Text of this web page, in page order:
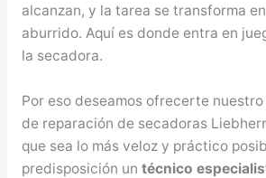
alcanzan, y la tarea se transforma
aburrido. Aquí es donde entra en
la secadora.
Por eso deseamos ofrecerte
de reparación de secadoras
que sea lo más veloz y práctico
predisposición un técnico